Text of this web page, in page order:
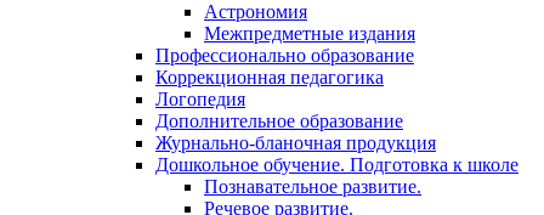
Астрономия
Межпредметные издания
Профессионально образование
Коррекционная педагогика
Логопедия
Дополнительное образование
Журнально-бланочная продукция
Дошкольное обучение. Подготовка к школе
Познавательное развитие.
Речевое развитие.